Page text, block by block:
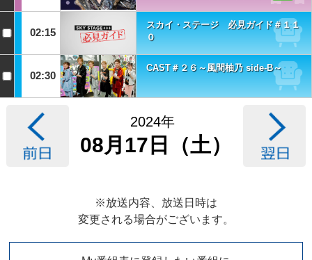
02:15
スカイ・ステージ 必見ガイド＃１１
０
02:30
CAST＃２６～風間柚乃 side-B～
2024年
08月17日（土）
※放送内容、放送日時は
変更される場合がございます。